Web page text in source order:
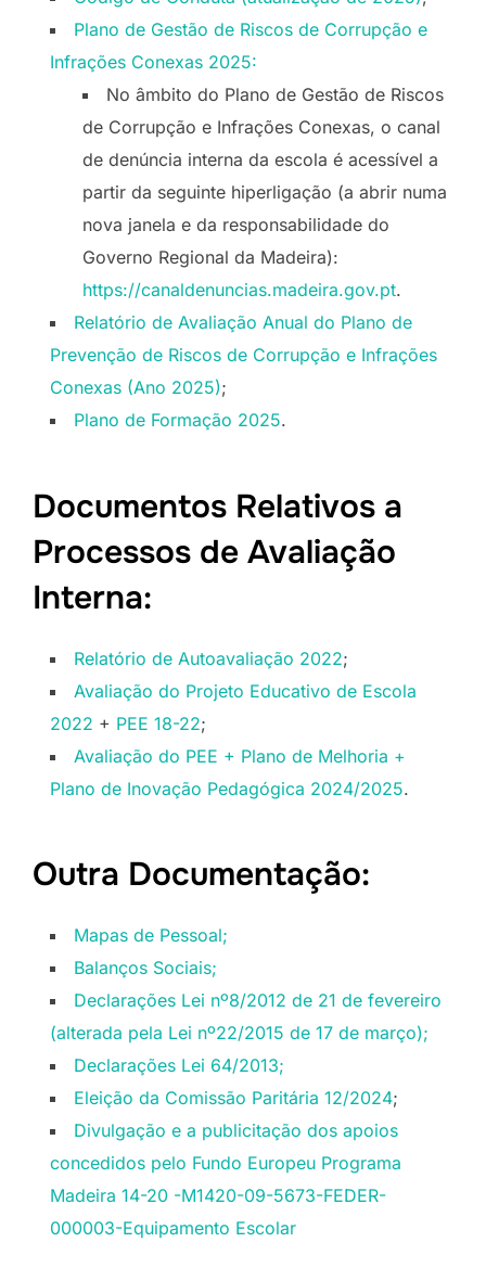
Plano de Gestão de Riscos de Corrupção e
Infrações Conexas 2025:
No âmbito do Plano de Gestão de Riscos
de Corrupção e Infrações Conexas, o canal
de denúncia interna da escola é acessível a
partir da seguinte hiperligação (a abrir numa
nova janela e da responsabilidade do
Governo Regional da Madeira):
https://canaldenuncias.madeira.gov.pt.
Relatório de Avaliação Anual do Plano de
Prevenção de Riscos de Corrupção e Infrações
Conexas (Ano 2025);
Plano de Formação 2025.
Documentos Relativos a
Processos de Avaliação
Interna:
Relatório de Autoavaliação 2022;
Avaliação do Projeto Educativo de Escola
2022 + PEE 18-22;
Avaliação do PEE + Plano de Melhoria +
Plano de Inovação Pedagógica 2024/2025.
Outra Documentação:
Mapas de Pessoal;
Balanços Sociais;
Declarações Lei nº8/2012 de 21 de fevereiro
(alterada pela Lei nº22/2015 de 17 de março);
Declarações Lei 64/2013;
Eleição da Comissão Paritária 12/2024;
Divulgação e a publicitação dos apoios
concedidos pelo Fundo Europeu Programa
Madeira 14-20 -M1420-09-5673-FEDER-
000003-Equipamento Escolar